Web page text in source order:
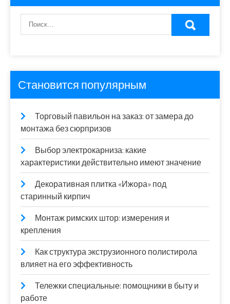
Становится популярным
Торговый павильон на заказ: от замера до
монтажа без сюрпризов
Выбор электрокарниза: какие
характеристики действительно имеют значение
Декоративная плитка «Ижора» под
старинный кирпич
Монтаж римских штор: измерения и
крепления
Как структура экструзионного полистирола
влияет на его эффективность
Тележки специальные: помощники в быту и
работе